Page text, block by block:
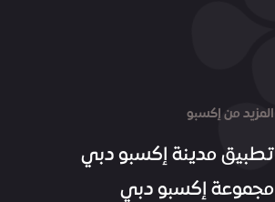
المزيد من إكسبو
تطبيق مدينة إكسبو دبي
مجموعة إكسبو دبي